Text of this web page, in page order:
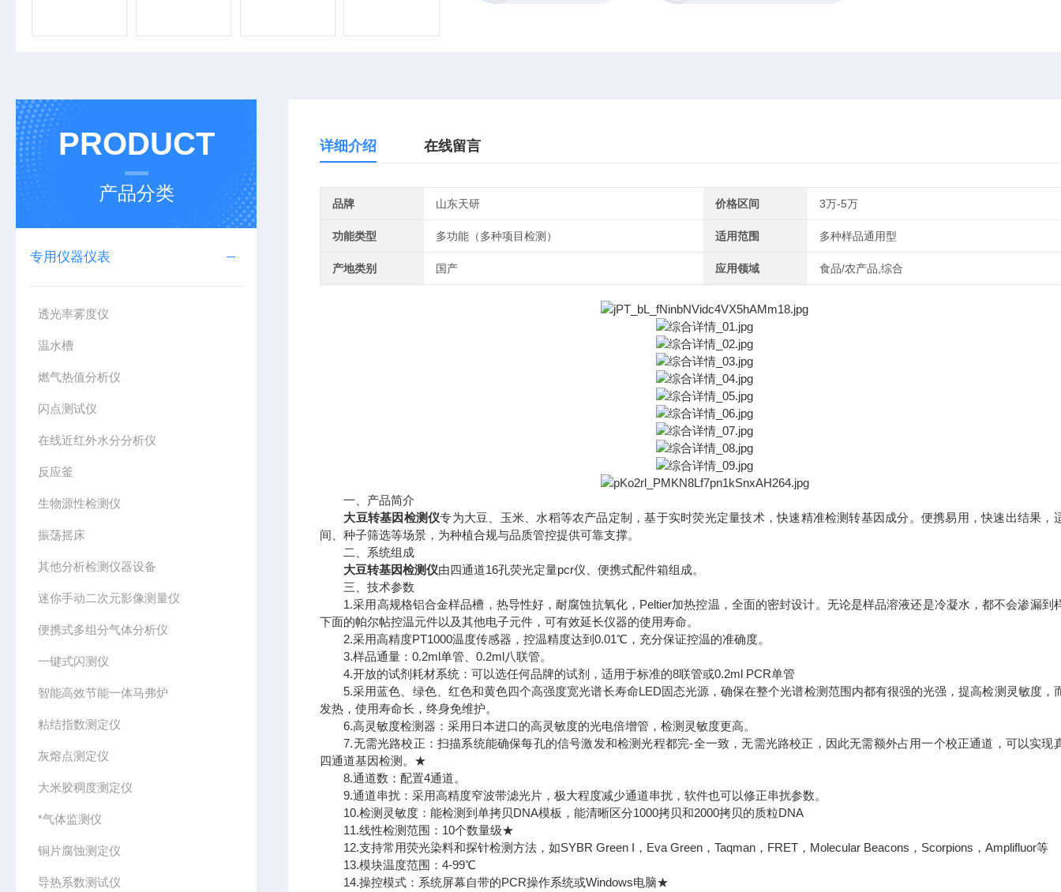
PRODUCT
产品分类
专用仪器仪表
透光率雾度仪
温水槽
燃气热值分析仪
闪点测试仪
在线近红外水分分析仪
反应釜
生物源性检测仪
振荡摇床
其他分析检测仪器设备
迷你手动二次元影像测量仪
便携式多组分气体分析仪
一键式闪测仪
智能高效节能一体马弗炉
粘结指数测定仪
灰熔点测定仪
大米胶稠度测定仪
*气体监测仪
铜片腐蚀测定仪
导热系数测试仪
详细介绍 在线留言
品牌 山东天研 价格区间 3万-5万
功能类型 多功能（多种项目检测） 适用范围 多种样品通用型
产地类别 国产 应用领域 食品/农产品,综合
一、产品简介
大豆转基因检测仪专为大豆、玉米、水稻等农产品定制，基于实时荧光定量技术，快速精准检测转基因成分。便携易用，快速出结果，
间、种子筛选等场景，为种植合规与品质管控提供可靠支撑。
二、系统组成
大豆转基因检测仪由四通道16孔荧光定量pcr仪、便携式配件箱组成。
三、技术参数
1.采用高规格铝合金样品槽，热导性好，耐腐蚀抗氧化，Peltier加热控温，全面的密封设计。无论是样品溶液还是冷凝水，都不会渗漏到
下面的帕尔帖控温元件以及其他电子元件，可有效延长仪器的使用寿命。
2.采用高精度PT1000温度传感器，控温精度达到0.01℃，充分保证控温的准确度。
3.样品通量：0.2ml单管、0.2ml八联管。
4.开放的试剂耗材系统：可以选任何品牌的试剂，适用于标准的8联管或0.2ml PCR单管
5.采用蓝色、绿色、红色和黄色四个高强度宽光谱长寿命LED固态光源，确保在整个光谱检测范围内都有很强的光强，提高检测灵敏度，
发热，使用寿命长，终身免维护。
6.高灵敏度检测器：采用日本进口的高灵敏度的光电倍增管，检测灵敏度更高。
7.无需光路校正：扫描系统能确保每孔的信号激发和检测光程都完-全一致，无需光路校正，因此无需额外占用一个校正通道，可以实现
四通道基因检测。★
8.通道数：配置4通道。
9.通道串扰：采用高精度窄波带滤光片，极大程度减少通道串扰，软件也可以修正串扰参数。
10.检测灵敏度：能检测到单拷贝DNA模板，能清晰区分1000拷贝和2000拷贝的质粒DNA
11.线性检测范围：10个数量级★
12.支持常用荧光染料和探针检测方法，如SYBR Green I，Eva Green，Taqman，FRET，Molecular Beacons，Scorpions，Amplifluor等
13.模块温度范围：4-99℃
14.操控模式：系统屏幕自带的PCR操作系统或Windows电脑★